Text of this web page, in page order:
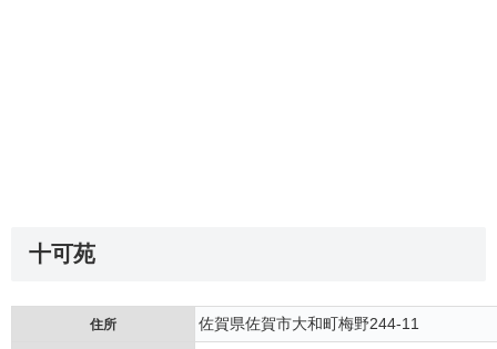
十可苑
住所 佐賀県佐賀市大和町梅野244-11